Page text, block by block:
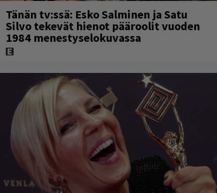
Tänän tv:ssä: Esko Salminen ja Satu
Silvo tekevät hienot pääroolit vuoden
1984 menestyselokuvassa